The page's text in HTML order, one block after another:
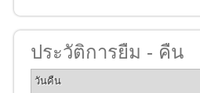
ประวัติการยืม - คืน
วันคืน